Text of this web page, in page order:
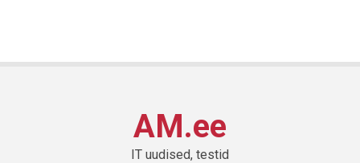
AM.ee
IT uudised, testid